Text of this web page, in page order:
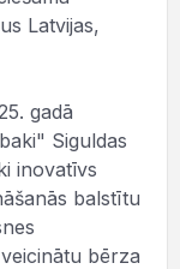
Latvijas,
gadā
Siguldas
inovatīvs
balstītu
bērza